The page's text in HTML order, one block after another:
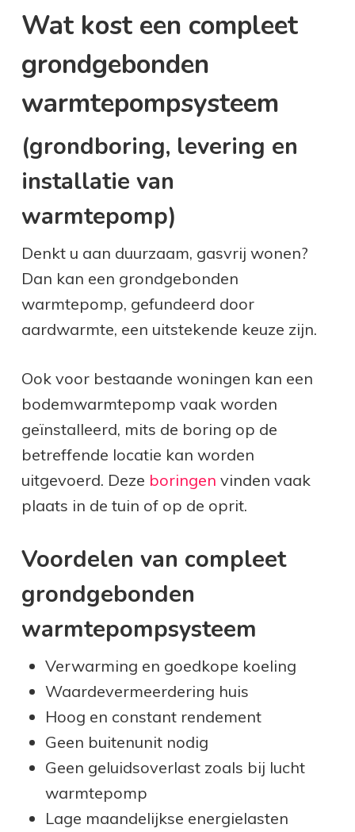
Wat kost een compleet
grondgebonden
warmtepompsysteem
(grondboring, levering en
installatie van
warmtepomp)
Denkt u aan duurzaam, gasvrij wonen?
Dan kan een grondgebonden
warmtepomp, gefundeerd door
aardwarmte, een uitstekende keuze zijn.
Ook voor bestaande woningen kan een
bodemwarmtepomp vaak worden
geïnstalleerd, mits de boring op de
betreffende locatie kan worden
uitgevoerd. Deze boringen vinden vaak
plaats in de tuin of op de oprit.
Voordelen van compleet
grondgebonden
warmtepompsysteem
Verwarming en goedkope koeling
Waardevermeerdering huis
Hoog en constant rendement
Geen buitenunit nodig
Geen geluidsoverlast zoals bij lucht
warmtepomp
Lage maandelijkse energielasten